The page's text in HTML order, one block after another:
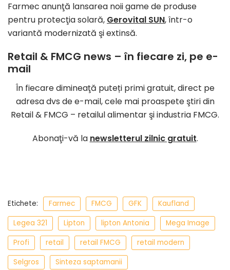
Farmec anunţă lansarea noii game de produse
pentru protecţia solară, Gerovital SUN, într-o
variantă modernizată şi extinsă.
Retail & FMCG news – în fiecare zi, pe e-
mail
În fiecare dimineaţă puteți primi gratuit, direct pe
adresa dvs de e-mail, cele mai proaspete ştiri din
Retail & FMCG – retailul alimentar şi industria FMCG.
Abonaţi-vă la newsletterul zilnic gratuit.
Etichete: Farmec FMCG GFK
Kaufland
Legea 321
Lipton lipton Antonia
Mega Image
Profi
retail retail FMCG
retail modern
Selgros
Sinteza saptamanii